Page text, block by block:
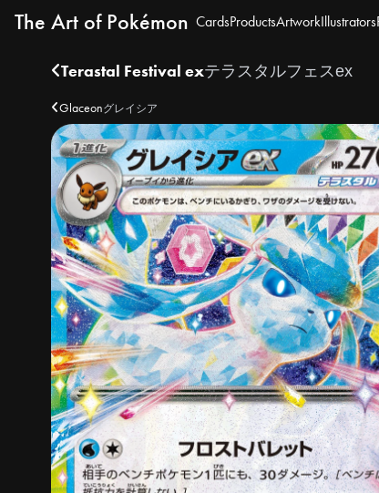
The Art of Pokémon CardsProductsArtworkIllustrators
Terastal Festival exテラスタルフェスex
Glaceonグレイシア